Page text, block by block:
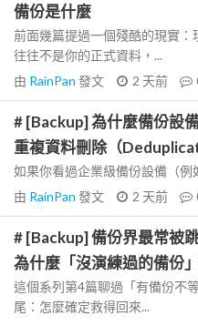
備份是什麼
前面幾篇提過一個殘酷的現實
往往不是你的正式資料，...
由 RainPan 發文 2 天前
# [Backup] 為什麼備份設
重複資料刪除（
如果你看過企業級備份設備（
由 RainPan 發文 2 天前
# [Backup] 備份界最常被
為什麼「沒演練過的備份
這個系列第4篇聊過「有備份不
尾：怎麼確定救得回來...